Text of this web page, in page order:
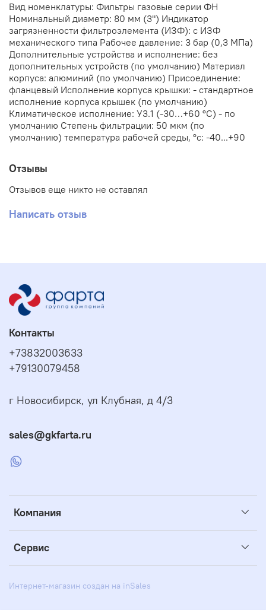
Вид номенклатуры: Фильтры газовые серии ФН
Номинальный диаметр: 80 мм (3") Индикатор
загрязненности фильтроэлемента (ИЗФ): с ИЗФ
механического типа Рабочее давление: 3 бар (0,3 МПа)
Дополнительные устройства и исполнение: без
дополнительных устройств (по умолчанию) Материал
корпуса: алюминий (по умолчанию) Присоединение:
фланцевый Исполнение корпуса крышки: - стандартное
исполнение корпуса крышек (по умолчанию)
Климатическое исполнение: У3.1 (-30…+60 °С) - по
умолчанию Степень фильтрации: 50 мкм (по
умолчанию) температура рабочей среды, °с: -40...+90
Отзывы
Отзывов еще никто не оставлял
Написать отзыв
Компания
Сервис
Контакты
+73832003633
+79130079458
г Новосибирск, ул Клубная, д 4/3
sales@gkfarta.ru
Интернет-магазин создан на inSales